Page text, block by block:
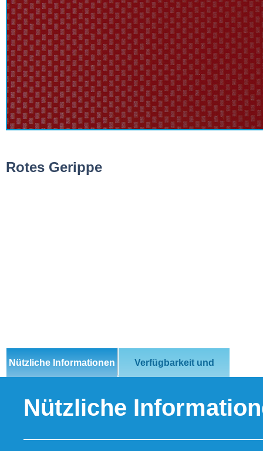
Rotes Gerippe
Nützliche Informationen Verfügbarkeit und
Nützliche